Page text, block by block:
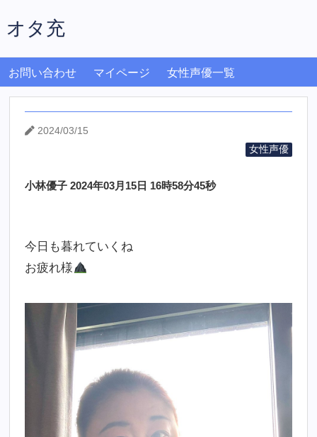
オタ充
お問い合わせ マイページ 女性声優一覧
2024/03/15
女性声優
小林優子 2024年03月15日 16時58分45秒
今日も暮れていくね
お疲れ様